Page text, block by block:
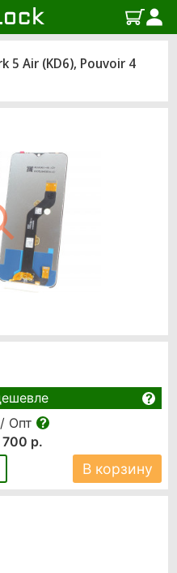
5 Air (KD6), Pouvoir 4
Опт
р.
В корзину